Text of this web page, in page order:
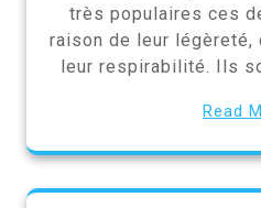
très populaires ces
raison de leur légèreté,
leur respirabilité. Ils
Read